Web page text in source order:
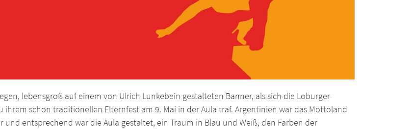
lebensgroß auf einem von Ulrich Lunkebein gestalteten Banner, als sich die Loburger
ihrem schon traditionellen Elternfest am 9. Mai in der Aula traf. Argentinien war das Mottoland
und entsprechend war die Aula gestaltet, ein Traum in Blau und Weiß, den Farben der